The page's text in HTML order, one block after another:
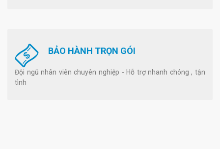
BẢO HÀNH TRỌN GÓI
Đội ngũ nhân viên chuyên nghiệp - Hỗ trợ nhanh chóng , tận
tình